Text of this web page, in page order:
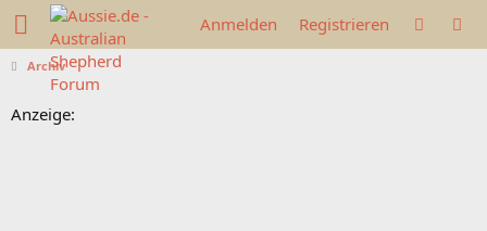
Anmelden Registrieren
Archiv
Anzeige: